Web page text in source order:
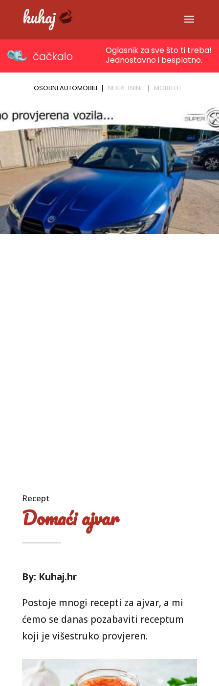
Recept
Domaći ajvar
By: Kuhaj.hr
Postoje mnogi recepti za ajvar, a mi
ćemo se danas pozabaviti receptum
koji je višestruko provjeren.